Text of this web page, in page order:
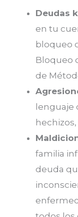
Deudas
en tu
bloqueo
Bloqueo
de
lenguaje
familia
deuda